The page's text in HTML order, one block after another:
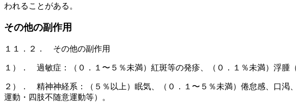
われることがある。
その他の副作用
１１．２． その他の副作用
１）． 過敏症：（０．１〜５％未満）紅斑等の発疹、（０．１％未満）浮腫
２）． 精神神経系：（５％以上）眠気、（０．１〜５％未満）倦怠感、口渇
運動・四肢不随意運動等）。